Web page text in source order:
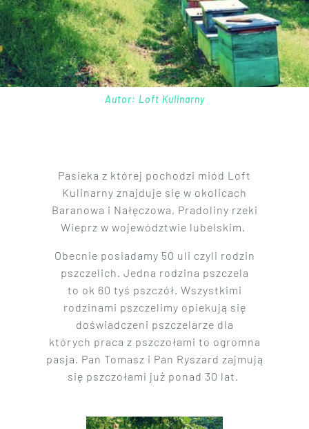
Autor: Loft Kulinarny
Pasieka z której pochodzi miód Loft
Kulinarny znajduje się w okolicach
Baranowa i Nałęczowa, Pradoliny rzeki
Wieprz w województwie lubelskim.
Obecnie posiadamy 50 uli czyli rodzin
pszczelich. Jedna rodzina pszczela
to ok 60 tyś pszczół. Wszystkimi
rodzinami pszczelimy opiekują się
doświadczeni pszczelarze dla
których praca z pszczołami to ogromna
pasja. Pan Tomasz i Pan Ryszard zajmują
się pszczołami już ponad 30 lat.